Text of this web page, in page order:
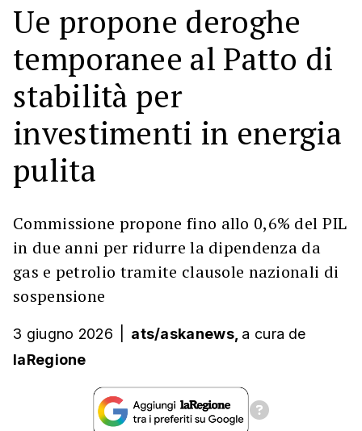
Ue propone deroghe
temporanee al Patto di
stabilità per
investimenti in energia
pulita
Commissione propone fino allo 0,6% del PIL
in due anni per ridurre la dipendenza da
gas e petrolio tramite clausole nazionali di
sospensione
3 giugno 2026 ats/askanews, a cura de
laRegione